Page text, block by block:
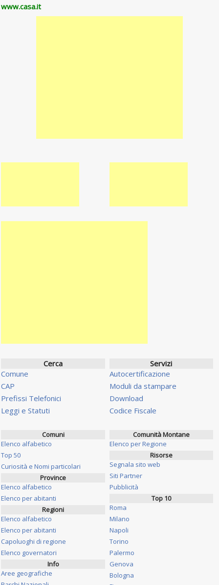
www.casa.it
Cerca
Comune
CAP
Prefissi Telefonici
Leggi e Statuti
Servizi
Autocertificazione
Moduli da stampare
Download
Codice Fiscale
Comuni
Elenco alfabetico
Top 50
Curiosità e Nomi particolari
Province
Elenco alfabetico
Elenco per abitanti
Regioni
Elenco alfabetico
Elenco per abitanti
Capoluoghi di regione
Elenco governatori
Info
Aree geografiche
Comunità Montane
Elenco per Regione
Risorse
Segnala sito web
Siti Partner
Pubblicità
Top 10
Roma
Milano
Napoli
Torino
Palermo
Genova
Bologna